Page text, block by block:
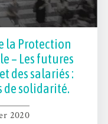
la Protection
– Les futures
des salariés :
de solidarité.
2020